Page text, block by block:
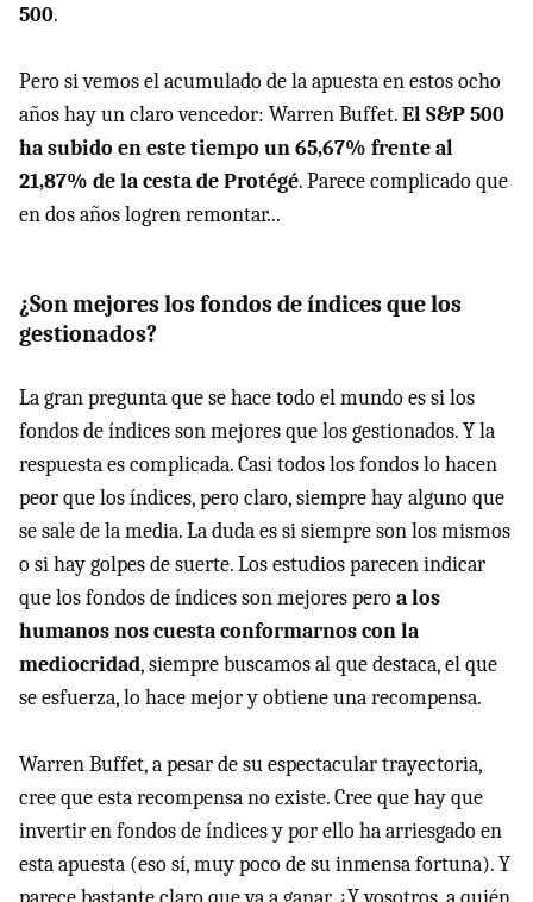
500.
Pero si vemos el acumulado de la apuesta en estos ocho
años hay un claro vencedor: Warren Buffet.El S&P 500
ha subido en este tiempo un 65,67% frente al
21,87% de la cesta de Protégé. Parece complicado que
en dos años logren remontar...
¿Son mejores los fondos de índices que los
gestionados?
La gran pregunta que se hace todo el mundo es si los
fondos de índices son mejores que los gestionados. Y la
respuesta es complicada. Casi todos los fondos lo hacen
peor que los índices, pero claro, siempre hay alguno que
se sale de la media. La duda es si siempre son los mismos
o si hay golpes de suerte. Los estudios parecen indicar
que los fondos de índices son mejores peroa los
humanos nos cuesta conformarnos con la
mediocridad, siempre buscamos al que destaca, el que
se esfuerza, lo hace mejor y obtiene una recompensa.
Warren Buffet, a pesar de su espectacular trayectoria,
cree que esta recompensa no existe. Cree que hay que
invertir en fondos de índices y por ello ha arriesgado en
esta apuesta (eso sí, muy poco de su inmensa fortuna). Y